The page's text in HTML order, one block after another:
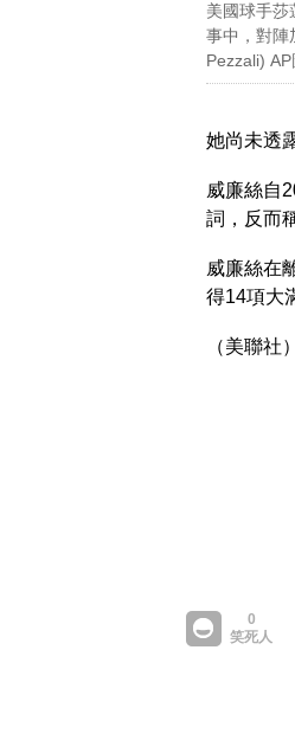
美國球手莎
事中，對陣
Pezzali)
她尚未透
威廉絲自
詞，反而
威廉絲在
得14項大
（美聯社）